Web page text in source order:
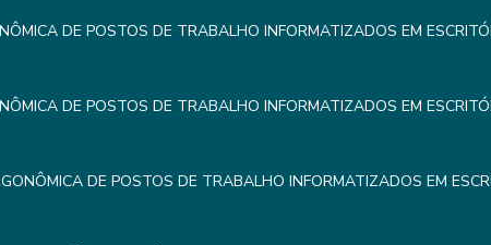
DE POSTOS DE TRABALHO INFORMATIZADOS EM
DE POSTOS DE TRABALHO INFORMATIZADOS EM
DE POSTOS DE TRABALHO INFORMATIZADOS EM